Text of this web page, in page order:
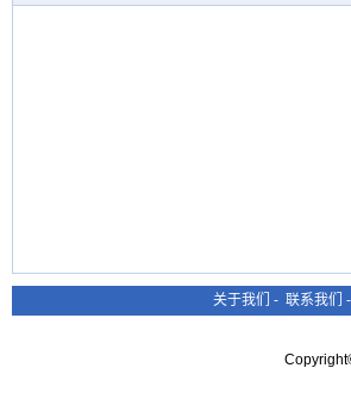
关于我们 - 联系我们 -